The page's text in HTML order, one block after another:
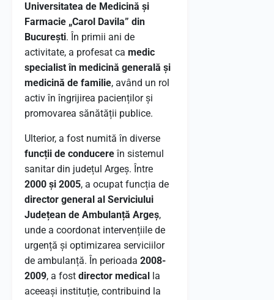
Universitatea de Medicină și
Farmacie „Carol Davila” din
București. În primii ani de
activitate, a profesat ca medic
specialist în medicină generală și
medicină de familie, având un rol
activ în îngrijirea pacienților și
promovarea sănătății publice.
Ulterior, a fost numită în diverse
funcții de conducereîn sistemul
sanitar din județul Argeș. Între
2000 și 2005, a ocupat funcția de
director general al Serviciului
Județean de Ambulanță Argeș,
unde a coordonat intervențiile de
urgență și optimizarea serviciilor
de ambulanță. În perioada 2008-
2009, a fost director medical la
aceeași instituție, contribuind la